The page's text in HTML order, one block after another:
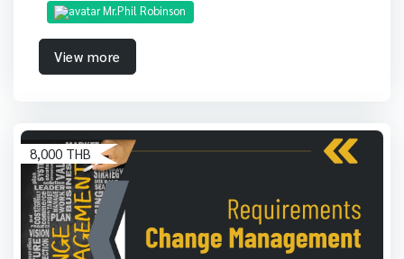
Mr.Phil Robinson
View more
8,000 THB